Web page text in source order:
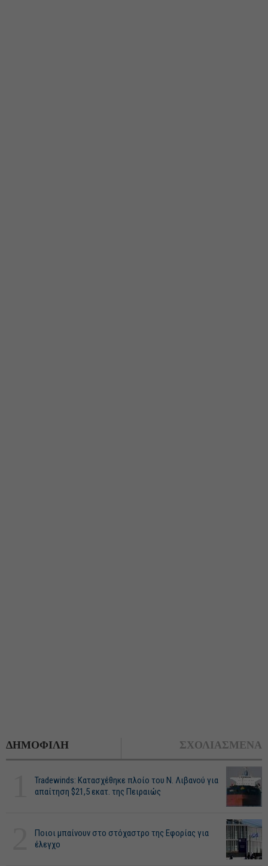
ΔΗΜΟΦΙΛΗ ΣΧΟΛΙΑΣΜΕΝΑ
Tradewinds: Κατασχέθηκε πλοίο του Ν. Λιβανού για
απαίτηση $21,5 εκατ. της Πειραιώς
Ποιοι μπαίνουν στο στόχαστρο της Εφορίας για
έλεγχο